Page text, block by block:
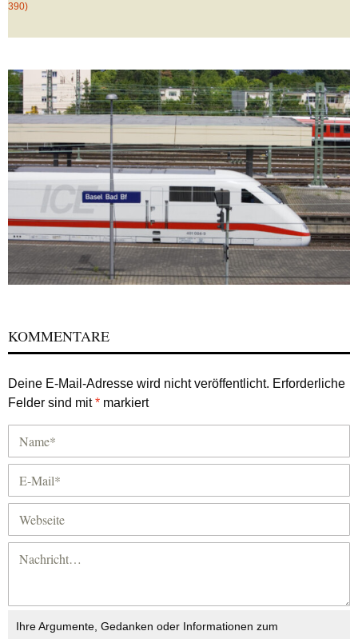
390)
KOMMENTARE
Deine E-Mail-Adresse wird nicht veröffentlicht. Erforderliche
Felder sind mit* markiert
Ihre Argumente, Gedanken oder Informationen zum